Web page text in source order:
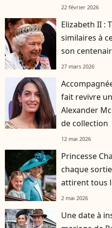
22 février 2026
Elizabeth II :
similaires à
son
27 mars 2026
fait revivre
Alexander
de collection
12 mai 2026
Princesse
chaque
attirent tous
2 mai 2026
Une date à